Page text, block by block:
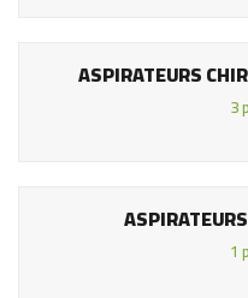
ASPIRATEURS
3
1